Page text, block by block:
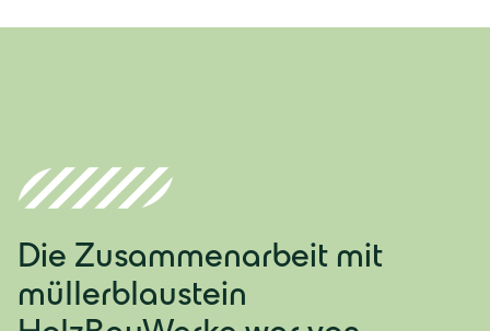
Die Zusammenarbeit mit
müllerblaustein